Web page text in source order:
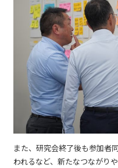
また、研究会終了後も参加者
われるなど、新たなつながり